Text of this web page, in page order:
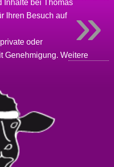
Inhalte beiThomas
Ihren Besuch auf
oder
Genehmigung.Weitere
»